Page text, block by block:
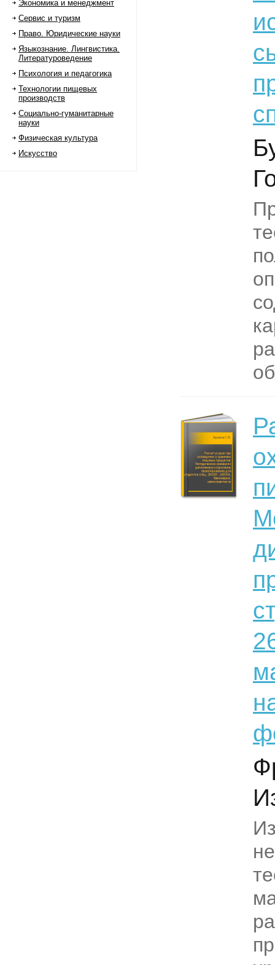
Экономика и менеджмент
Сервис и туризм
Право. Юридические науки
Языкознание. Лингвистика.
Литературоведение
Психология и педагогика
Технологии пищевых
производств
Социально-гуманитарные
науки
Физическая культура
Искусство